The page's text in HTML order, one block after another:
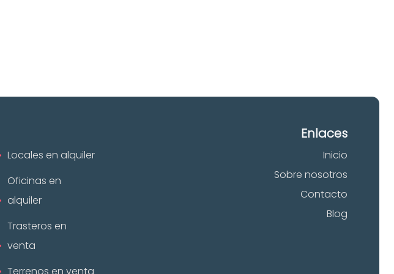
Locales en alquiler
Oficinas en
alquiler
Trasteros en
venta
Enlaces
Inicio
Sobre nosotros
Contacto
Blog